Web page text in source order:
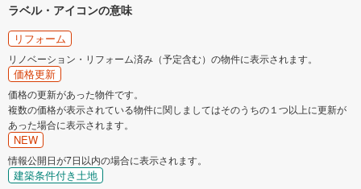
ラベル・アイコンの意味
リフォーム
リノベーション・リフォーム済み（予定含む）の物件に表示されます。
価格更新
価格の更新があった物件です。
複数の価格が表示されている物件に関しましてはそのうちの１つ以上に更新が
あった場合に表示されます。
NEW
情報公開日が7日以内の場合に表示されます。
建築条件付き土地